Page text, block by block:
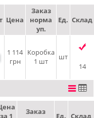
Цена
Заказ
норма
уп.
Ед. Склад
1 114
грн
Коробка
1 шт
шт
14
за 1
Заказ
Ед. Склад